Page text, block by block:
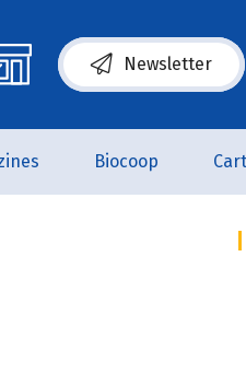
Newsletter
(s’ouvre dans une
Biocoop